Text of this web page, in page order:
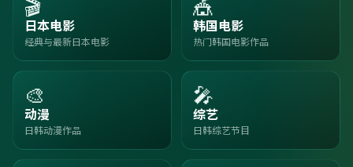
日本电影
经典与最新日本电影
韩国电影
热门韩国电影作品
🎨
动漫
日韩动漫作品
🎤
综艺
日韩综艺节目